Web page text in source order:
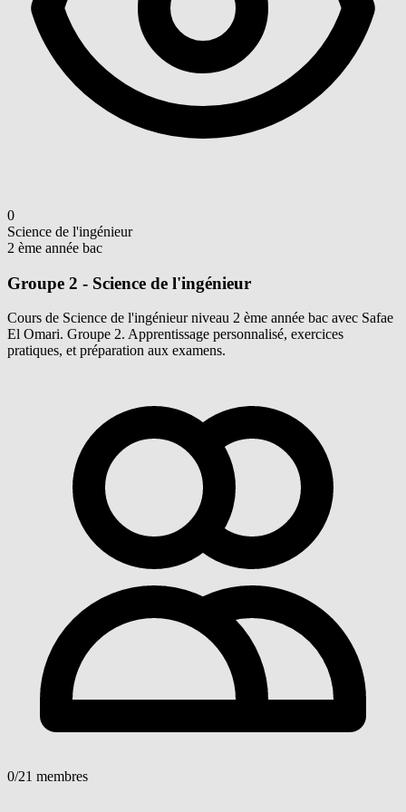
0
Science de l'ingénieur
2 ème année bac
Groupe 2 - Science de l'ingénieur
Cours de Science de l'ingénieur niveau 2 ème année bac avec Safae
El Omari. Groupe 2. Apprentissage personnalisé, exercices
pratiques, et préparation aux examens.
0/21 membres